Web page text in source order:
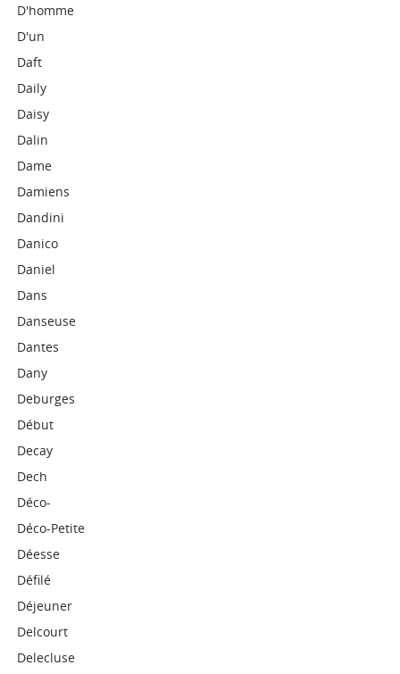
D'homme
D'un
Daft
Daily
Daisy
Dalin
Dame
Damiens
Dandini
Danico
Daniel
Dans
Danseuse
Dantes
Dany
Deburges
Début
Decay
Dech
Déco-
Déco-Petite
Déesse
Défilé
Déjeuner
Delcourt
Delecluse